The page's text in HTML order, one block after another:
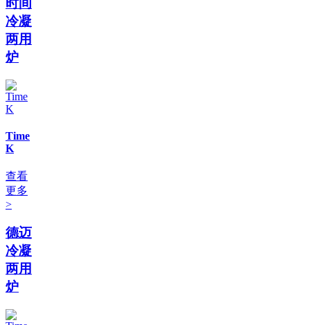
时间
冷凝
两用
炉
Time
K
查看
更多
>
德迈
冷凝
两用
炉